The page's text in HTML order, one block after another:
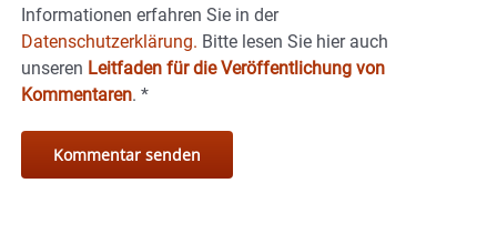
Informationen erfahren Sie in der
Datenschutzerklärung. Bitte lesen Sie hier auch
unseren Leitfaden für die Veröffentlichung von
Kommentaren. *